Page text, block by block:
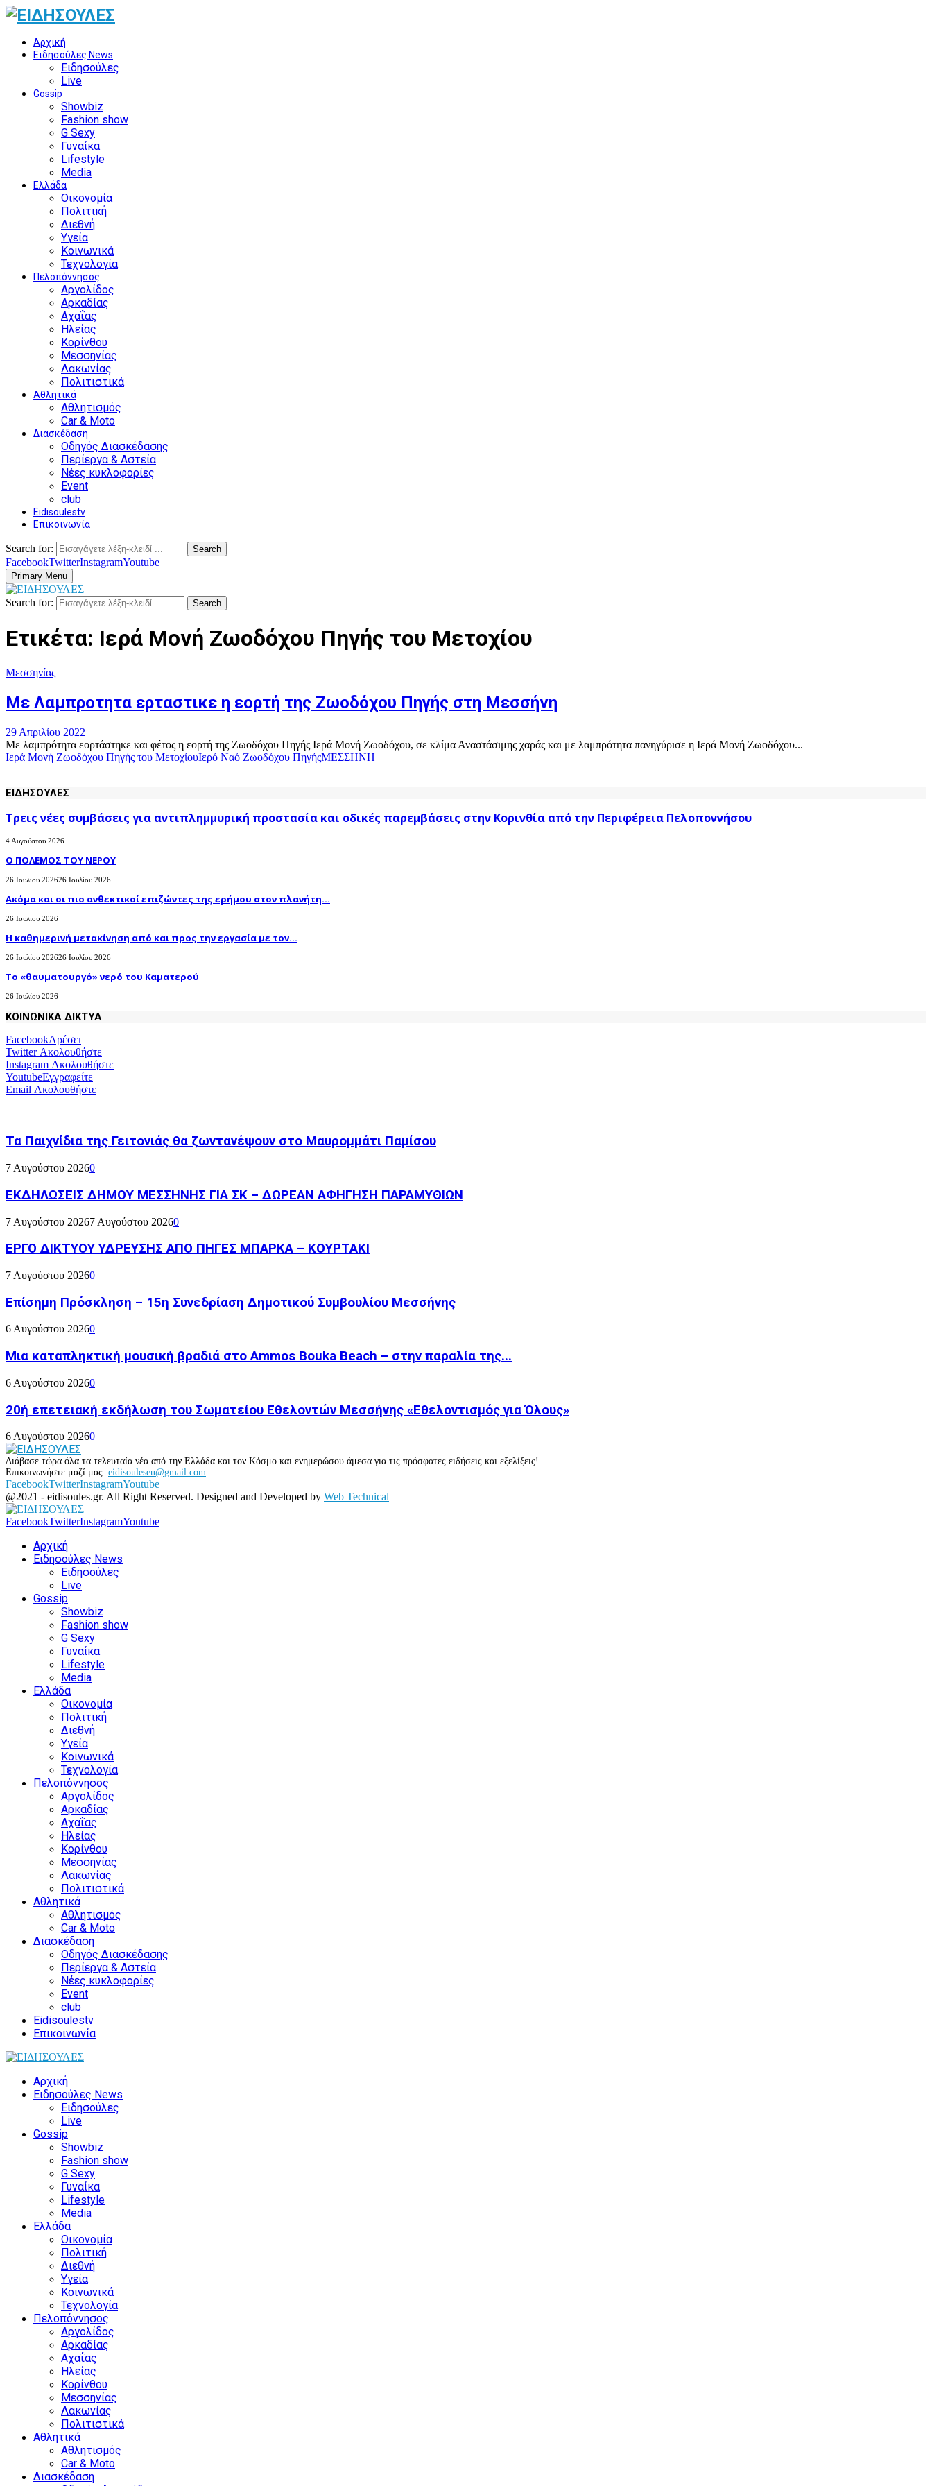
Αρχική
Ειδησούλες News
Ειδησούλες
Live
Gossip
Showbiz
Fashion show
G Sexy
Γυναίκα
Lifestyle
Media
Ελλάδα
Οικονομία
Πολιτική
Διεθνή
Υγεία
Κοινωνικά
Τεχνολογία
Πελοπόννησος
Αργολίδος
Αρκαδίας
Αχαΐας
Ηλείας
Κορίνθου
Μεσσηνίας
Λακωνίας
Πολιτιστικά
Αθλητικά
Αθλητισμός
Car & Moto
Διασκέδαση
Οδηγός Διασκέδασης
Περίεργα & Αστεία
Νέες κυκλοφορίες
Event
club
Eidisoulestv
Επικοινωνία
Search for: Search
FacebookTwitterInstagramYoutube
Primary Menu
Search for: Search
Ετικέτα: Ιερά Μονή Ζωοδόχου Πηγής του Μετοχίου
Μεσσηνίας
Με Λαμπροτητα ερταστικε η εορτή της Ζωοδόχου Πηγής στη Μεσσήνη
29 Απριλίου 2022
Με λαμπρότητα εορτάστηκε και φέτος η εορτή της Ζωοδόχου Πηγής Ιερά Μονή Ζωοδόχου, σε κλίμα Αναστάσιμης χαράς και με λαμπρότητα πανηγύρισε η Ιερά Μονή Ζωοδόχου...
Ιερά Μονή Ζωοδόχου Πηγής του ΜετοχίουΙερό Ναό Ζωοδόχου ΠηγήςΜΕΣΣΗΝΗ
ΕΙΔΗΣΟΥΛΕΣ
Τρεις νέες συμβάσεις για αντιπλημμυρική προστασία και οδικές παρεμβάσεις στην Κορινθία από την Περιφέρεια Πελοποννήσου
4 Αυγούστου 2026
Ο ΠΟΛΕΜΟΣ ΤΟΥ ΝΕΡΟΥ
26 Ιουλίου 202626 Ιουλίου 2026
Ακόμα και οι πιο ανθεκτικοί επιζώντες της ερήμου στον πλανήτη...
26 Ιουλίου 2026
H καθημερινή μετακίνηση από και προς την εργασία με τον...
26 Ιουλίου 202626 Ιουλίου 2026
Το «θαυματουργό» νερό του Καματερού
26 Ιουλίου 2026
ΚΟΙΝΩΝΙΚΑ ΔΙΚΤΥΑ
FacebookΑρέσει
TwitterΑκολουθήστε
Instagram Ακολουθήστε
YoutubeΕγγραφείτε
Email Ακολουθήστε
Τα Παιχνίδια της Γειτονιάς θα ζωντανέψουν στο Μαυρομμάτι Παμίσου
7 Αυγούστου 20260
ΕΚΔΗΛΩΣΕΙΣ ΔΗΜΟΥ ΜΕΣΣΗΝΗΣ ΓΙΑ ΣΚ – ΔΩΡΕΑΝ ΑΦΗΓΗΣΗ ΠΑΡΑΜΥΘΙΩΝ
7 Αυγούστου 20267 Αυγούστου 20260
ΕΡΓΟ ΔΙΚΤΥΟΥ ΥΔΡΕΥΣΗΣ ΑΠΟ ΠΗΓΕΣ ΜΠΑΡΚΑ – ΚΟΥΡΤΑΚΙ
7 Αυγούστου 20260
Επίσημη Πρόσκληση – 15η Συνεδρίαση Δημοτικού Συμβουλίου Μεσσήνης
6 Αυγούστου 20260
Μια καταπληκτική μουσική βραδιά στο Ammos Bouka Beach – στην παραλία της...
6 Αυγούστου 20260
20ή επετειακή εκδήλωση του Σωματείου Εθελοντών Μεσσήνης «Εθελοντισμός για Όλους»
6 Αυγούστου 20260
Διάβασε τώρα όλα τα τελευταία νέα από την Ελλάδα και τον Κόσμο και ενημερώσου άμεσα για τις πρόσφατες ειδήσεις και εξελίξεις!
Επικοινωνήστε μαζί μας: eidisouleseu@gmail.com
FacebookTwitterInstagramYoutube
@2021 - eidisoules.gr. All Right Reserved. Designed and Developed by Web Technical
FacebookTwitterInstagramYoutube
Αρχική
Ειδησούλες News
Ειδησούλες
Live
Gossip
Showbiz
Fashion show
G Sexy
Γυναίκα
Lifestyle
Media
Ελλάδα
Οικονομία
Πολιτική
Διεθνή
Υγεία
Κοινωνικά
Τεχνολογία
Πελοπόννησος
Αργολίδος
Αρκαδίας
Αχαΐας
Ηλείας
Κορίνθου
Μεσσηνίας
Λακωνίας
Πολιτιστικά
Αθλητικά
Αθλητισμός
Car & Moto
Διασκέδαση
Οδηγός Διασκέδασης
Περίεργα & Αστεία
Νέες κυκλοφορίες
Event
club
Eidisoulestv
Επικοινωνία
Αρχική
Ειδησούλες News
Ειδησούλες
Live
Gossip
Showbiz
Fashion show
G Sexy
Γυναίκα
Lifestyle
Media
Ελλάδα
Οικονομία
Πολιτική
Διεθνή
Υγεία
Κοινωνικά
Τεχνολογία
Πελοπόννησος
Αργολίδος
Αρκαδίας
Αχαΐας
Ηλείας
Κορίνθου
Μεσσηνίας
Λακωνίας
Πολιτιστικά
Αθλητικά
Αθλητισμός
Car & Moto
Διασκέδαση